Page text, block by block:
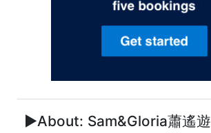
►About: Sam&Gloria蕭遙遊